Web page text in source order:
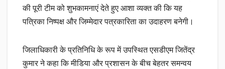
की पूरी टीम को शुभकामनाएं देते हुए आशा व्यक्त की कि यह
पत्रिका निष्पक्ष और जिम्मेदार पत्रकारिता का उदाहरण बनेगी।
जिलाधिकारी के प्रतिनिधि के रूप में उपस्थित एसडीएम जितेंद्र
कुमार ने कहा कि मीडिया और प्रशासन के बीच बेहतर समन्वय